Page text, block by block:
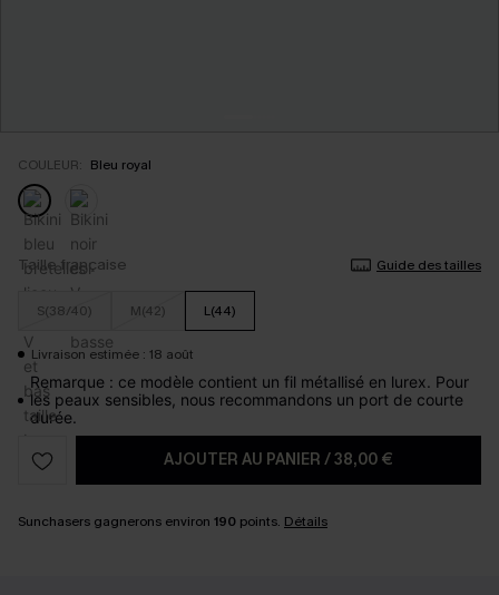
COULEUR: Bleu royal
Taille française Guide des tailles
S(38/40) M(42) L(44)
Livraison estimée : 18 août
Remarque : ce modèle contient un fil métallisé en lurex. Pour
les peaux sensibles, nous recommandons un port de courte
durée.
AJOUTER AU PANIER /38,00 €
Sunchasers gagnerons environ 190 points. Détails